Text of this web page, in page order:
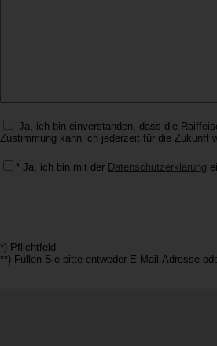
Ja, ich bin einverstanden, dass die
Zustimmung kann ich jederzeit für die Zukunft
* Ja, ich bin mit der Datenschutzerklärung
*) Pflichtfeld
**) Füllen Sie bitte entweder E-Mail-Adresse